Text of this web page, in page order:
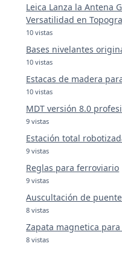
Leica Lanza la Antena
Versatilidad en
10 vistas
Bases nivelantes
10 vistas
Estacas de madera
10 vistas
MDT versión 8.0
9 vistas
Estación total
9 vistas
Reglas para ferroviario
9 vistas
Auscultación de
8 vistas
Zapata magnetica
8 vistas